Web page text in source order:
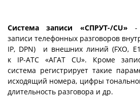
Система записи «СПРУТ-/CU» -
записи телефонных разговоров
IP, DPN) и внешних линий (FXO,
к IP-АТС «АГАТ CU». Кроме
система регистрирует такие
исходящий номера, цифры
длительность разговора и др.